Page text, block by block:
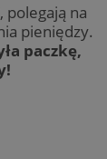
polegają na
pieniędzy.
paczkę,